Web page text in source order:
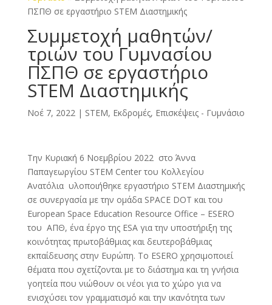
ΠΣΠΘ σε εργαστήριο STEM Διαστημικής
Συμμετοχή μαθητών/
τριών του Γυμνασίου
ΠΣΠΘ σε εργαστήριο
STEM Διαστημικής
Νοέ 7, 2022| STEM, Εκδρομές, Επισκέψεις - Γυμνάσιο
Την Κυριακή 6 Νοεμβρίου 2022 στο Άννα
Παπαγεωργίου STEM Center του Κολλεγίου
Ανατόλια υλοποιήθηκε εργαστήριο STEM Διαστημικής
σε συνεργασία με την ομάδα SPACE DOT και του
European Space Education Resource Office – ESERO
του ΑΠΘ, ένα έργο της ESA για την υποστήριξη της
κοινότητας πρωτοβάθμιας και δευτεροβάθμιας
εκπαίδευσης στην Ευρώπη. Το ESERO χρησιμοποιεί
θέματα που σχετίζονται με το διάστημα και τη γνήσια
γοητεία που νιώθουν οι νέοι για το χώρο για να
ενισχύσει τον γραμματισμό και την ικανότητα των